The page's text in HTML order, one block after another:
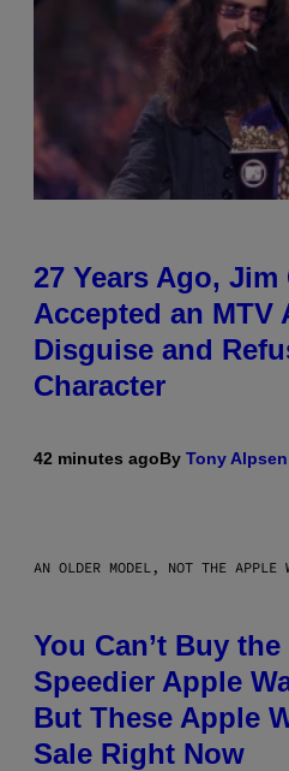
27 Years Ago, Jim
Accepted an MTV
Disguise and
Character
42 minutes agoBy Tony Alpsen
AN OLDER MODEL, NOT THE APPLE
You Can’t Buy
Speedier Apple
But These Apple
Sale Right Now